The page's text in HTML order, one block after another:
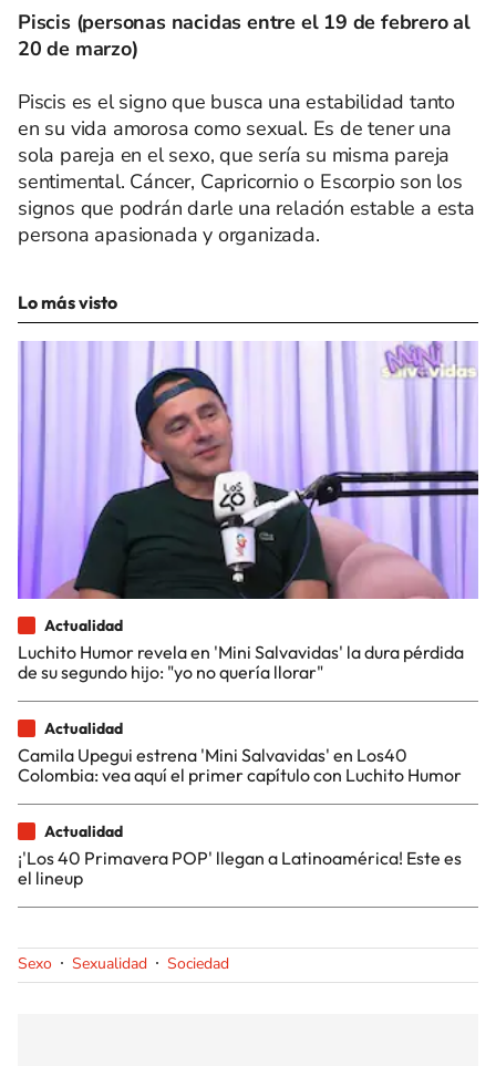
Piscis (personas nacidas entre el 19 de febrero al
20 de marzo)
Piscis es el signo que busca una estabilidad tanto
en su vida amorosa como sexual. Es de tener una
sola pareja en el sexo, que sería su misma pareja
sentimental. Cáncer, Capricornio o Escorpio son los
signos que podrán darle una relación estable a esta
persona apasionada y organizada.
Lo más visto
Actualidad
Luchito Humor revela en 'Mini Salvavidas' la dura pérdida
de su segundo hijo: "yo no quería llorar"
Actualidad
Camila Upegui estrena 'Mini Salvavidas' en Los40
Colombia: vea aquí el primer capítulo con Luchito Humor
Actualidad
¡'Los 40 Primavera POP' llegan a Latinoamérica! Este es
el lineup
Sexo Sexualidad Sociedad